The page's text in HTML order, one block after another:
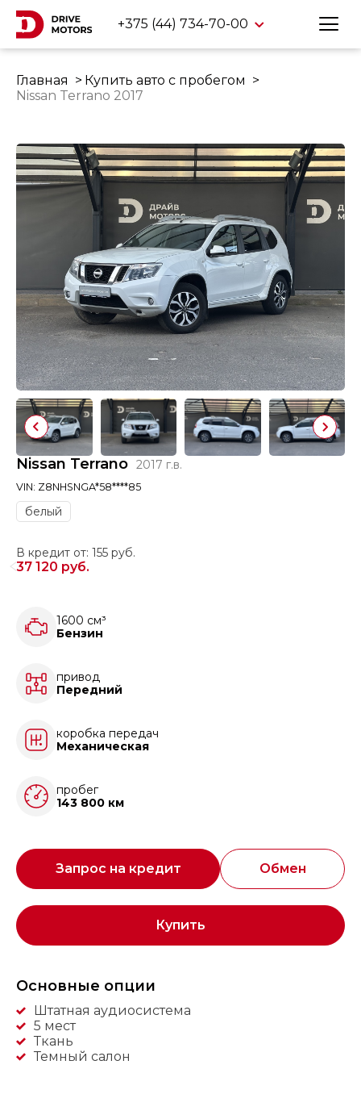
+375 (44) 734-70-00
Главная
Купить авто с пробегом
Nissan Terrano 2017
Nissan Terrano 2017 г.в.
VIN: Z8NHSNGA*58****85
белый
В кредит от: 155 руб.
37 120 руб.
1600 см³
Бензин
привод
Передний
коробка передач
Механическая
пробег
143 800 км
Запрос на кредит Обмен
Купить
Основные опции
Штатная аудиосистема
5 мест
Ткань
Темный салон